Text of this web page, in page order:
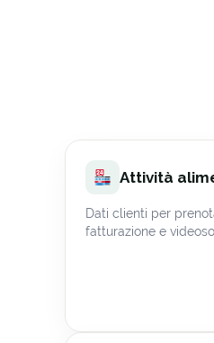
Attività
Dati clienti per
fatturazione e